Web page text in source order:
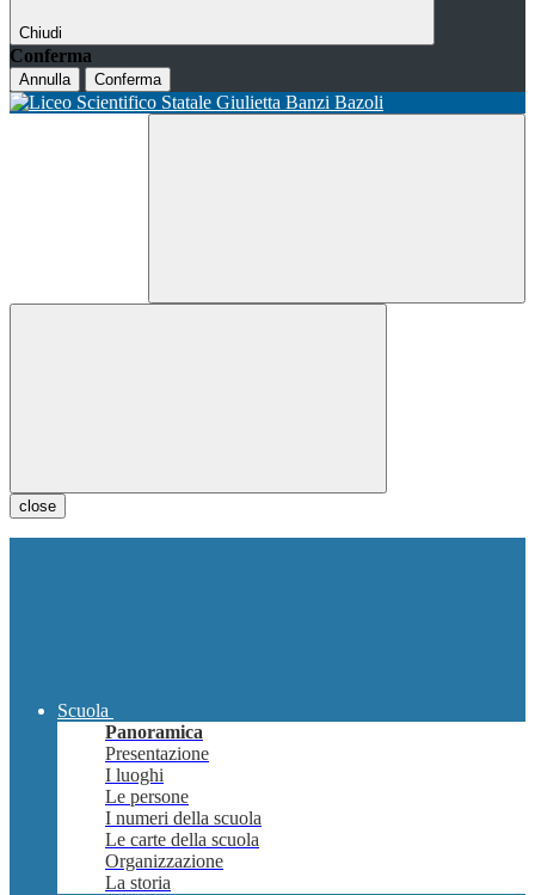
Chiudi
Conferma
Annulla Conferma
close
Scuola
Panoramica
Presentazione
I luoghi
Le persone
I numeri della scuola
Le carte della scuola
Organizzazione
La storia